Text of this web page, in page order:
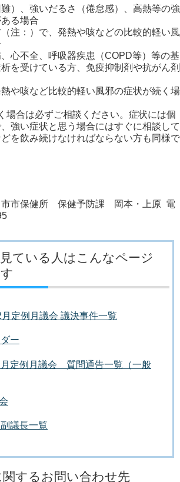
難）、強いだるさ（倦怠感）、高熱等の強
る場合
（注：）で、発熱や咳などの比較的軽い風
心不全、呼吸器疾患（COPD等）等の基
を受けている方、免疫抑制剤や抗がん剤
熱や咳など比較的軽い風邪の症状が続く場
場合は必ずご相談ください。症状には個
強い症状と思う場合にはすぐに相談して
を飲み続けなければならない方も同様で
市保健所 保健予防課 岡本・上原 電
ている人はこんなページ
定例月議会 議決事件一覧
ー
定例月議会 質問通告一覧（一般
議長一覧
するお問い合わせ先